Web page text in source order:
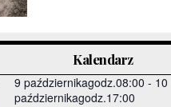
Kalendarz
9 październikagodz.08:00 - 10
październikagodz.17:00